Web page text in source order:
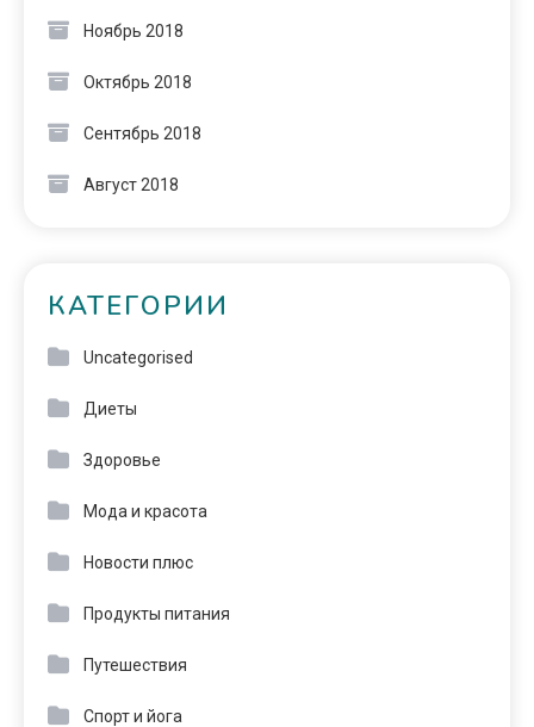
Ноябрь 2018
Октябрь 2018
Сентябрь 2018
Август 2018
КАТЕГОРИИ
Uncategorised
Диеты
Здоровье
Мода и красота
Новости плюс
Продукты питания
Путешествия
Спорт и йога